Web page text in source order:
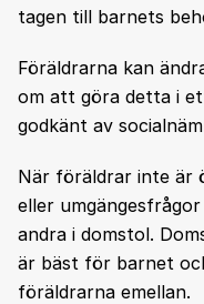
tagen till barnets
Föräldrarna kan
om att göra detta i
godkänt av
När föräldrar inte är
eller
andra i domstol.
är bäst för barnet
föräldrarna emellan.